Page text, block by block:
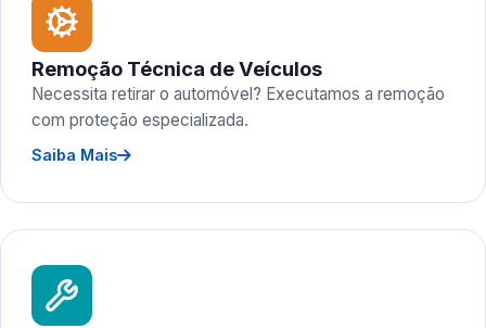
Remoção Técnica de Veículos
Necessita retirar o automóvel? Executamos a remoção
com proteção especializada.
Saiba Mais